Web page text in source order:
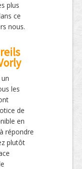
plus
ce
nous.
les
de
en
répondre
plutôt